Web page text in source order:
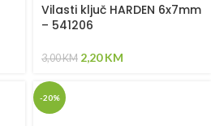
Vilasti ključ HARDEN 6x7mm
– 541206
3,00KM 2,20KM
-20%